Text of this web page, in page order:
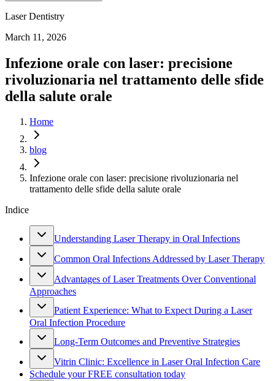
Laser Dentistry
March 11, 2026
Infezione orale con laser: precisione
rivoluzionaria nel trattamento delle sfide
della salute orale
Home
blog
Infezione orale con laser: precisione rivoluzionaria nel
trattamento delle sfide della salute orale
Indice
Understanding Laser Therapy in Oral Infections
Common Oral Infections Addressed by Laser Therapy
Advantages of Laser Treatments Over Conventional
Approaches
Patient Experience: What to Expect During a Laser
Oral Infection Procedure
Long-Term Outcomes and Preventive Strategies
Vitrin Clinic: Excellence in Laser Oral Infection Care
Schedule your FREE consultation today